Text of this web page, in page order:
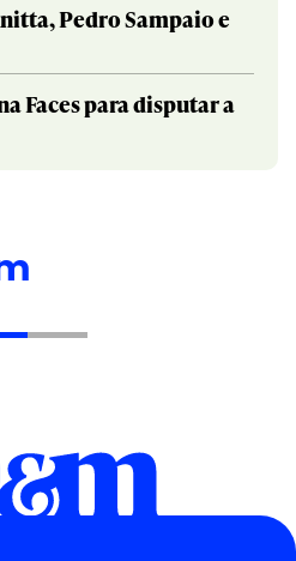
Pedro Sampaio e
Faces para disputar a